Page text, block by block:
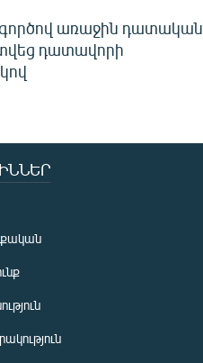
առաջին դատական
դատավորի